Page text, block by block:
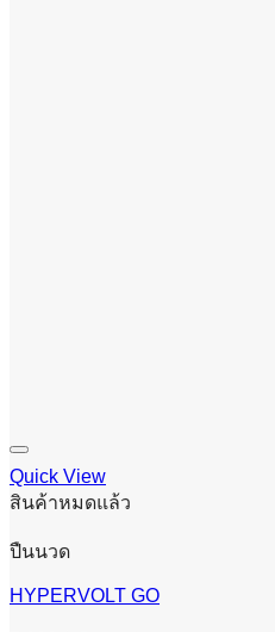
Quick View
สินค้าหมดแล้ว
ปืนนวด
HYPERVOLT GO